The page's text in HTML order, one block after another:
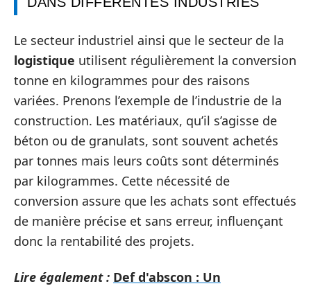
Le secteur industriel ainsi que le secteur de la
logistique utilisent régulièrement la conversion
tonne en kilogrammes pour des raisons
variées. Prenons l’exemple de l’industrie de la
construction. Les matériaux, qu’il s’agisse de
béton ou de granulats, sont souvent achetés
par tonnes mais leurs coûts sont déterminés
par kilogrammes. Cette nécessité de
conversion assure que les achats sont effectués
de manière précise et sans erreur, influençant
donc la rentabilité des projets.
Lire également : Def d'abscon : Un